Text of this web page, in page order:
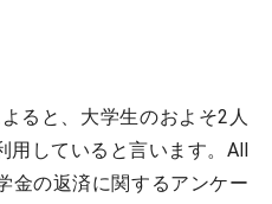
ると、大学生のおよそ2人
用していると言います。All
金の返済に関するアンケー